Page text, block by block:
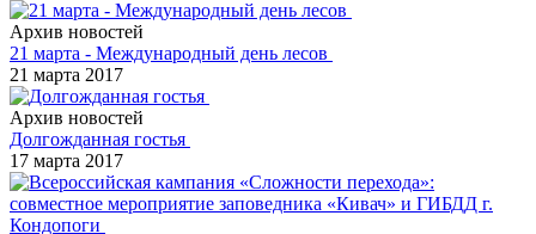
Архив новостей
21 марта - Международный день лесов
21 марта 2017
Архив новостей
Долгожданная гостья
17 марта 2017